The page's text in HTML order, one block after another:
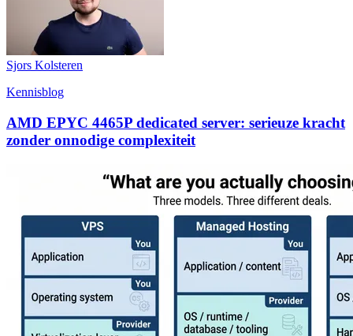
Sjors Kolsteren
Kennisblog
AMD EPYC 4465P dedicated server: serieuze kracht
zonder onnodige complexiteit